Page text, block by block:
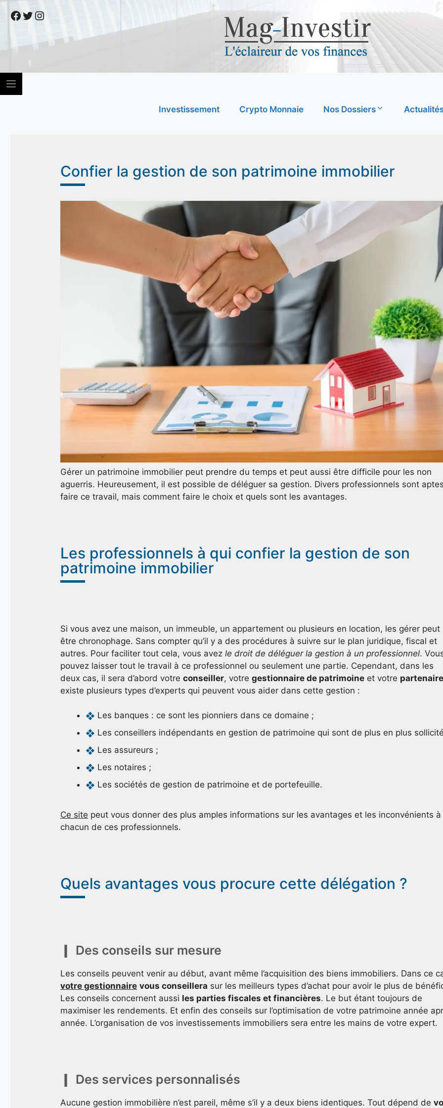
Facebook
Twitter
Instagram
Investissement Crypto Monnaie Nos Dossiers
Confier la gestion de son patrimoine immobilier
Gérer un patrimoine immobilier peut prendre du temps et peut aussi être difficile pour les non
aguerris. Heureusement, il est possible de déléguer sa gestion. Divers professionnels sont
faire ce travail, mais comment faire le choix et quels sont les avantages.
Les professionnels à qui confier la gestion de son
patrimoine immobilier
Si vous avez une maison, un immeuble, un appartement ou plusieurs en location, les gérer peut
être chronophage. Sans compter qu’il y a des procédures à suivre sur le plan juridique, fiscal et
autres. Pour faciliter tout cela, vous avez le droit de déléguer la gestion à un professionnel.
pouvez laisser tout le travail à ce professionnel ou seulement une partie. Cependant, dans les
deux cas, il sera d’abord votre conseiller, votre gestionnaire de patrimoine et votre partenaire
existe plusieurs types d’experts qui peuvent vous aider dans cette gestion :
Les banques : ce sont les pionniers dans ce domaine ;
Les conseillers indépendants en gestion de patrimoine qui sont de plus en plus
Les assureurs ;
Les notaires ;
Les sociétés de gestion de patrimoine et de portefeuille.
Ce site peut vous donner des plus amples informations sur les avantages et les inconvénients à
chacun de ces professionnels.
Quels avantages vous procure cette délégation ?
Des conseils sur mesure
Les conseils peuvent venir au début, avant même l’acquisition des biens immobiliers. Dans ce
votre gestionnaire vous conseillera sur les meilleurs types d’achat pour avoir le plus de
Les conseils concernent aussi les parties fiscales et financières. Le but étant toujours de
maximiser les rendements. Et enfin des conseils sur l’optimisation de votre patrimoine année
année. L’organisation de vos investissements immobiliers sera entre les mains de votre expert.
Des services personnalisés
Aucune gestion immobilière n’est pareil, même s’il y a deux biens identiques. Tout dépend de